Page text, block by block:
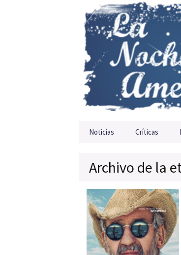
Saltar al contenido
Noticias Críticas
Archivo de la